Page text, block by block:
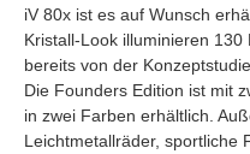
iV 80x ist es auf Wunsch
Kristall-Look illuminieren
bereits von der
Die Founders Edition ist mit
in zwei Farben erhältlich.
Leichtmetallräder, sportliche